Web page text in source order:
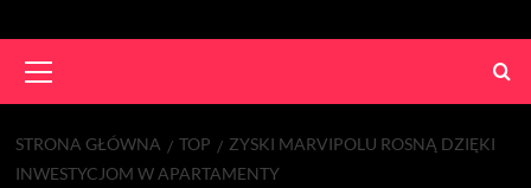
Menu
STRONA GŁÓWNA TOP
ZYSKI MARVIPOLU ROSNĄ DZIĘKI
INWESTYCJOM W APARTAMENTY